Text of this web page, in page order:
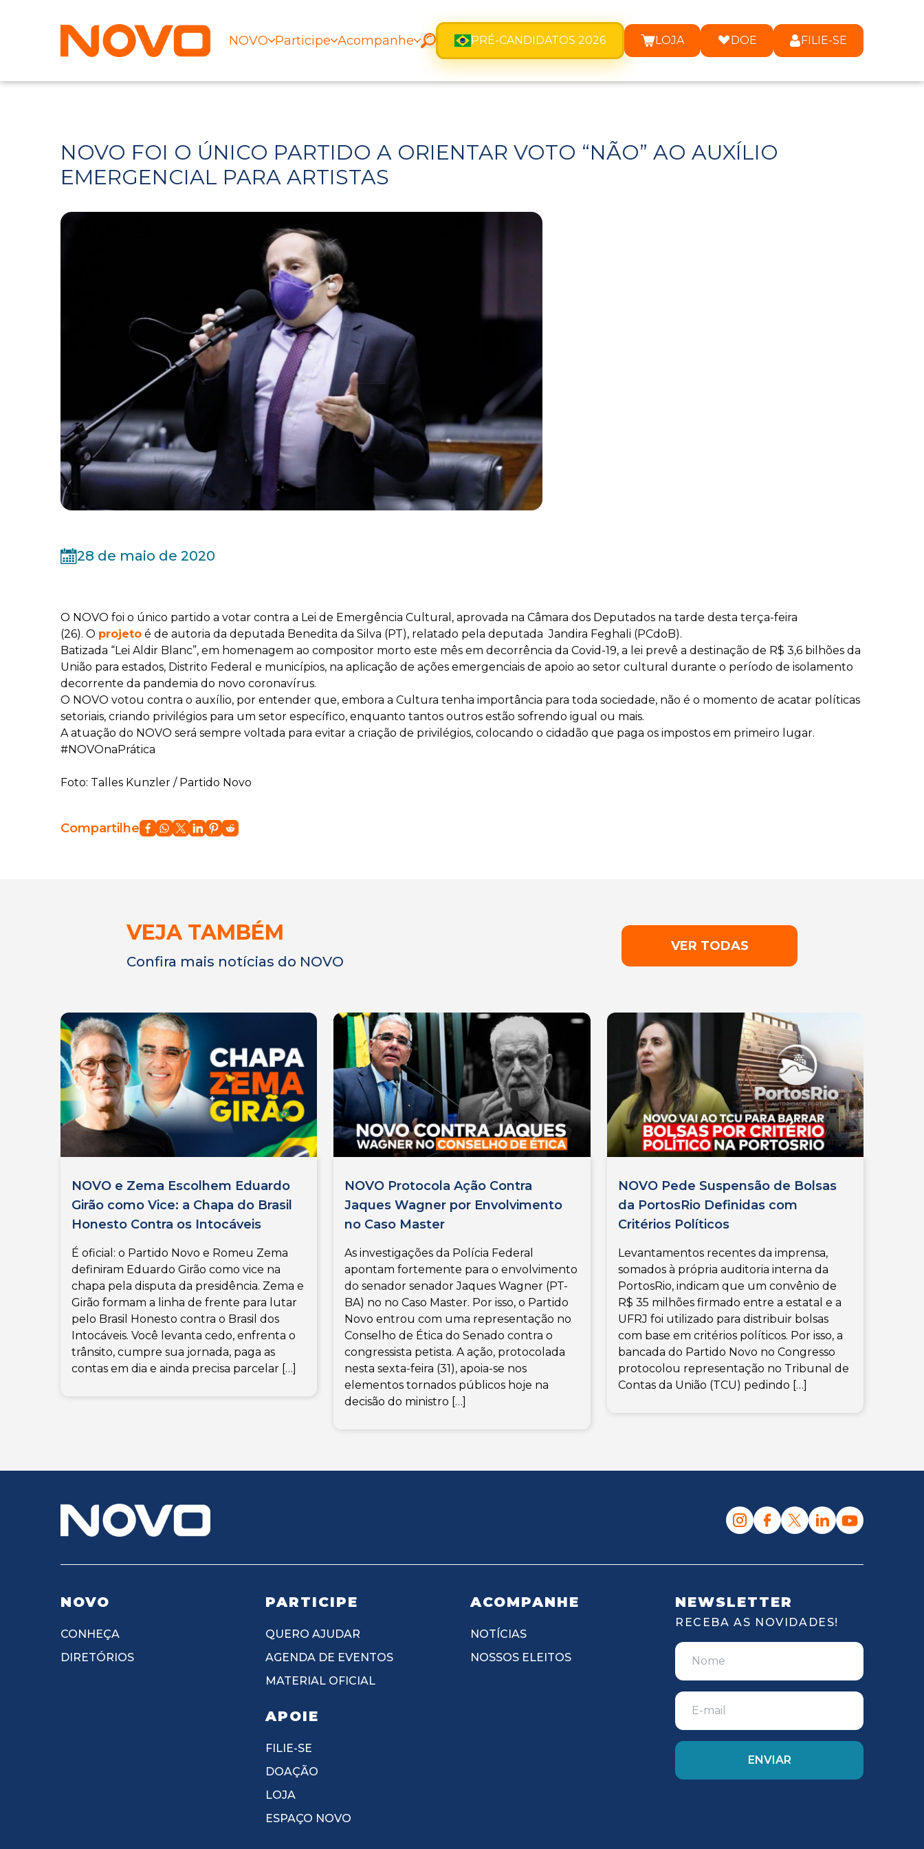
NOVO Participe Acompanhe PRÉ-CANDIDATOS 2026 LOJA DOE FILIE-SE
NOVO FOI O ÚNICO PARTIDO A ORIENTAR VOTO “NÃO” AO AUXÍLIO
EMERGENCIAL PARA ARTISTAS
28 de maio de 2020
O NOVO foi o único partido a votar contra a Lei de Emergência Cultural, aprovada na Câmara dos Deputados na tarde desta terça-feira
(26). O projeto é de autoria da deputada Benedita da Silva (PT), relatado pela deputada Jandira Feghali (PCdoB).
Batizada “Lei Aldir Blanc”, em homenagem ao compositor morto este mês em decorrência da Covid-19, a lei prevê a destinação de R$ 3,6 bilhões da
União para estados, Distrito Federal e municípios, na aplicação de ações emergenciais de apoio ao setor cultural durante o período de isolamento
decorrente da pandemia do novo coronavírus.
O NOVO votou contra o auxílio, por entender que, embora a Cultura tenha importância para toda sociedade, não é o momento de acatar políticas
setoriais, criando privilégios para um setor específico, enquanto tantos outros estão sofrendo igual ou mais.
A atuação do NOVO será sempre voltada para evitar a criação de privilégios, colocando o cidadão que paga os impostos em primeiro lugar.
#NOVOnaPrática
Foto: Talles Kunzler / Partido Novo
Compartilhe
VEJA TAMBÉM
Confira mais notícias do NOVO
VER TODAS
NOVO e Zema Escolhem Eduardo
Girão como Vice: a Chapa do Brasil
Honesto Contra os Intocáveis
É oficial: o Partido Novo e Romeu Zema
definiram Eduardo Girão como vice na
chapa pela disputa da presidência. Zema e
Girão formam a linha de frente para lutar
pelo Brasil Honesto contra o Brasil dos
Intocáveis. Você levanta cedo, enfrenta o
trânsito, cumpre sua jornada, paga as
contas em dia e ainda precisa parcelar […]
NOVO Protocola Ação Contra
Jaques Wagner por Envolvimento
no Caso Master
As investigações da Polícia Federal
apontam fortemente para o envolvimento
do senador senador Jaques Wagner (PT-
BA) no no Caso Master. Por isso, o Partido
Novo entrou com uma representação no
Conselho de Ética do Senado contra o
congressista petista. A ação, protocolada
nesta sexta-feira (31), apoia-se nos
elementos tornados públicos hoje na
decisão do ministro […]
NOVO Pede Suspensão de Bolsas
da PortosRio Definidas com
Critérios Políticos
Levantamentos recentes da imprensa,
somados à própria auditoria interna da
PortosRio, indicam que um convênio de
R$ 35 milhões firmado entre a estatal e a
UFRJ foi utilizado para distribuir bolsas
com base em critérios políticos. Por isso, a
bancada do Partido Novo no Congresso
protocolou representação no Tribunal de
Contas da União (TCU) pedindo […]
NOVO
CONHEÇA
DIRETÓRIOS
PARTICIPE
QUERO AJUDAR
AGENDA DE EVENTOS
MATERIAL OFICIAL
APOIE
FILIE-SE
DOAÇÃO
LOJA
ESPAÇO NOVO
ACOMPANHE
NOTÍCIAS
NOSSOS ELEITOS
NEWSLETTER
RECEBA AS NOVIDADES!